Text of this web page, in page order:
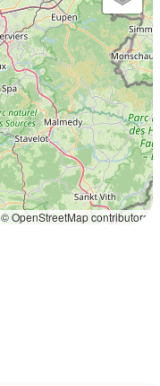
© OpenStreetMap contributors